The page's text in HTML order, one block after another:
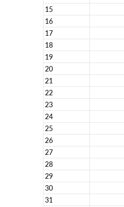
15
16
17
18
19
20
21
22
23
24
25
26
27
28
29
30
31